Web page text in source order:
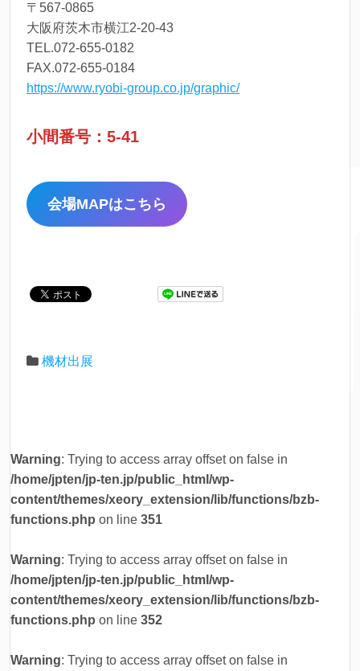
〒567-0865
大阪府茨木市横江2-20-43
TEL.072-655-0182
FAX.072-655-0184
https://www.ryobi-group.co.jp/graphic/
小間番号：5-41
会場MAPはこちら
機材出展
Warning: Trying to access array offset on false in
/home/jpten/jp-ten.jp/public_html/wp-
content/themes/xeory_extension/lib/functions/bzb-
functions.php on line 351
Warning: Trying to access array offset on false in
/home/jpten/jp-ten.jp/public_html/wp-
content/themes/xeory_extension/lib/functions/bzb-
functions.php on line 352
Warning: Trying to access array offset on false in